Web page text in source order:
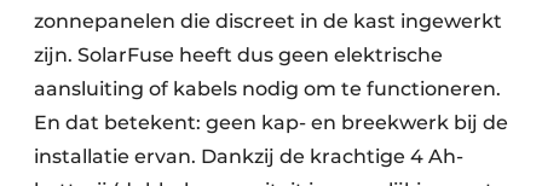
zonnepanelen die discreet in de kast ingewerkt
zijn. SolarFuse heeft dus geen elektrische
aansluiting of kabels nodig om te functioneren.
En dat betekent: geen kap- en breekwerk bij de
installatie ervan. Dankzij de krachtige 4 Ah-